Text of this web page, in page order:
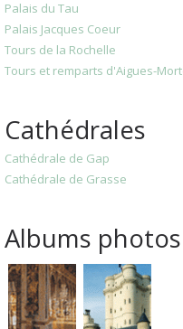
Palais du Tau
Palais Jacques Coeur
Tours de la Rochelle
Tours et remparts d'Aigues-
Cathédrales
Cathédrale de Gap
Cathédrale de Grasse
Albums photos